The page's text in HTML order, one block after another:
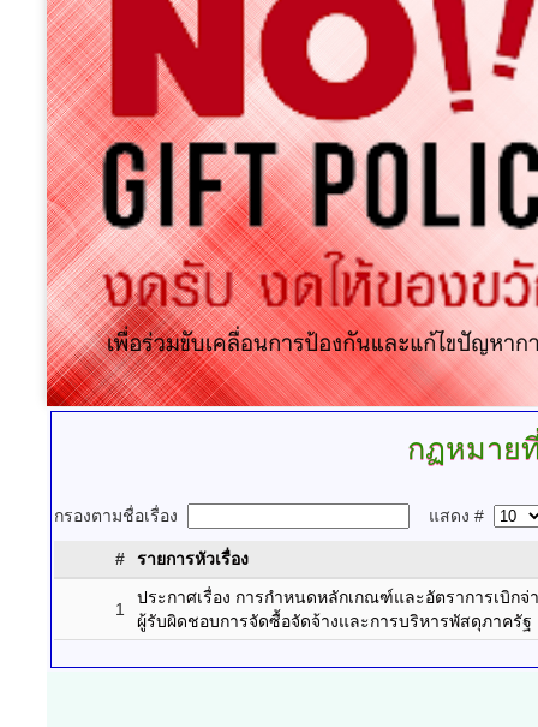
กฏหมาย
กรองตามชื่อเรื่อง แสดง #
# รายการหัวเรื่อง
1
ประกาศเรื่อง การกำหนดหลักเกณฑ์และอัตราการเบิก
ผู้รับผิดชอบการจัดซื้อจัดจ้างและการบริหารพัสดุภาครัฐ